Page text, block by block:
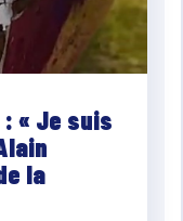
« Je suis
la